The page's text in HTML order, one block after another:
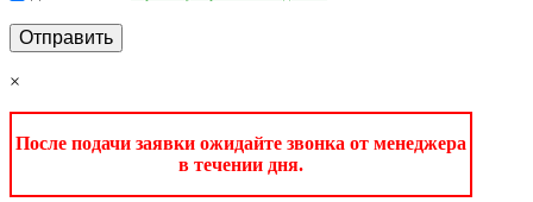
×
После подачи заявки ожидайте звонка от менеджера
в течении дня.